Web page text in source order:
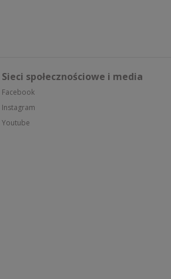
Sieci społecznościowe i media
Facebook
Instagram
Youtube